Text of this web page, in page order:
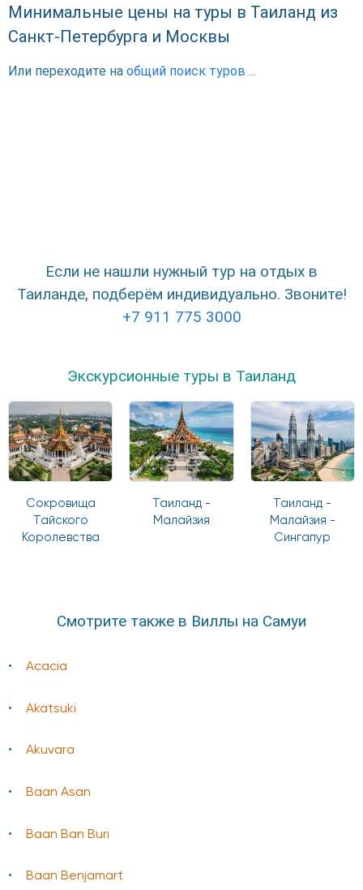
Минимальные цены на туры в Таиланд из
Санкт-Петербурга и Москвы
Или переходите на общий поиск туров ...
Если не нашли нужный тур на отдых в
Таиланде, подберём индивидуально. Звоните!
+7 911 775 3000
Экскурсионные туры в Таиланд
Сокровища
Тайского
Королевства
Таиланд -
Малайзия
Таиланд -
Малайзия -
Сингапур
Смотрите также в Виллы на Самуи
Acacia
Akatsuki
Akuvara
Baan Asan
Baan Ban Buri
Baan Benjamart